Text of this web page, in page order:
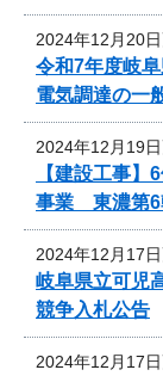
2024年12月20
令和7年度岐
電気調達の一
2024年12月19
【建設工事
事業 東濃第6
2024年12月17
岐阜県立可児
競争入札公告
2024年12月17